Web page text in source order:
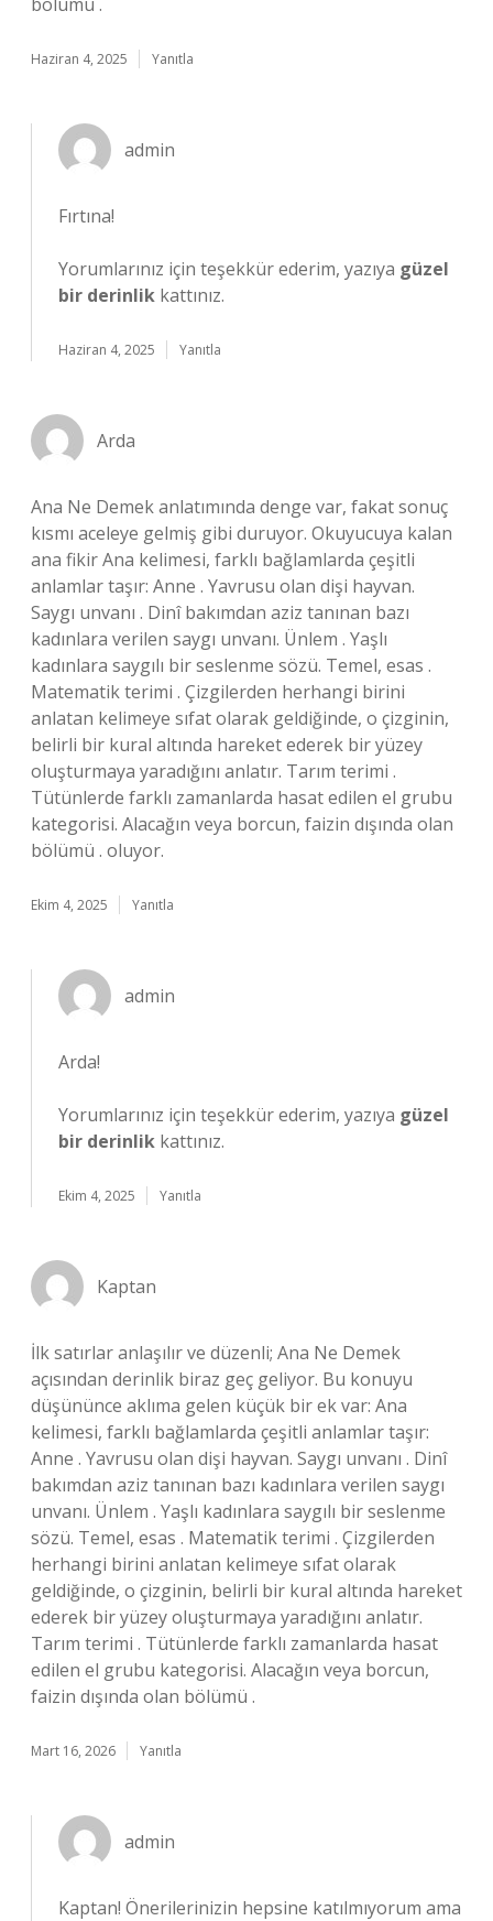
Haziran 4, 2025 Yanıtla
admin
Fırtına!
Yorumlarınız için teşekkür ederim, yazıya güzel
bir derinlik kattınız.
Haziran 4, 2025 Yanıtla
Arda
Ana Ne Demek anlatımında denge var, fakat sonuç
kısmı aceleye gelmiş gibi duruyor. Okuyucuya kalan
ana fikir Ana kelimesi, farklı bağlamlarda çeşitli
anlamlar taşır: Anne . Yavrusu olan dişi hayvan.
Saygı unvanı . Dinî bakımdan aziz tanınan bazı
kadınlara verilen saygı unvanı. Ünlem . Yaşlı
kadınlara saygılı bir seslenme sözü. Temel, esas .
Matematik terimi . Çizgilerden herhangi birini
anlatan kelimeye sıfat olarak geldiğinde, o çizginin,
belirli bir kural altında hareket ederek bir yüzey
oluşturmaya yaradığını anlatır. Tarım terimi .
Tütünlerde farklı zamanlarda hasat edilen el grubu
kategorisi. Alacağın veya borcun, faizin dışında olan
bölümü . oluyor.
Ekim 4, 2025 Yanıtla
admin
Arda!
Yorumlarınız için teşekkür ederim, yazıya güzel
bir derinlik kattınız.
Ekim 4, 2025 Yanıtla
Kaptan
İlk satırlar anlaşılır ve düzenli; Ana Ne Demek
açısından derinlik biraz geç geliyor. Bu konuyu
düşününce aklıma gelen küçük bir ek var: Ana
kelimesi, farklı bağlamlarda çeşitli anlamlar taşır:
Anne . Yavrusu olan dişi hayvan. Saygı unvanı . Dinî
bakımdan aziz tanınan bazı kadınlara verilen saygı
unvanı. Ünlem . Yaşlı kadınlara saygılı bir seslenme
sözü. Temel, esas . Matematik terimi . Çizgilerden
herhangi birini anlatan kelimeye sıfat olarak
geldiğinde, o çizginin, belirli bir kural altında hareket
ederek bir yüzey oluşturmaya yaradığını anlatır.
Tarım terimi . Tütünlerde farklı zamanlarda hasat
edilen el grubu kategorisi. Alacağın veya borcun,
faizin dışında olan bölümü .
Mart 16, 2026 Yanıtla
admin
Kaptan! Önerilerinizin hepsine katılmıyorum ama